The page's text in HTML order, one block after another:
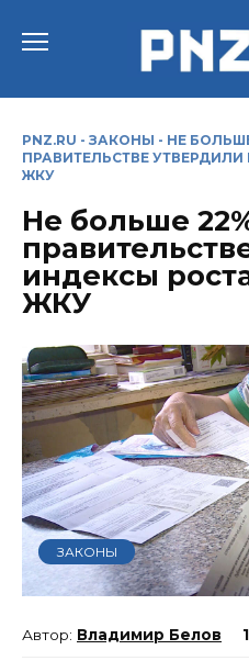
PNZ.RU - ЗАКОНЫ - НЕ
ПРАВИТЕЛЬСТВЕ
ЖКУ
Не больше
индексы
ЖКУ
ЗАКОНЫ
Владимир Белов